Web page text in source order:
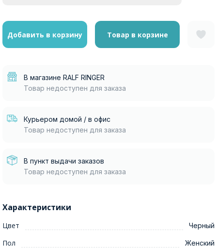
Добавить в корзину Товар в корзине
В магазине RALF RINGER
Товар недоступен для заказа
Курьером домой / в офис
Товар недоступен для заказа
В пункт выдачи заказов
Товар недоступен для заказа
Характеристики
Цвет Черный
Пол Женский